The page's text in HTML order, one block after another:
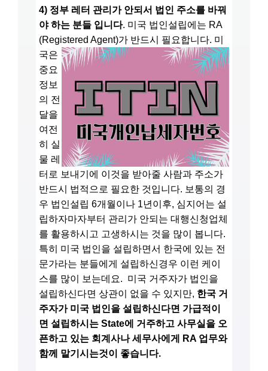
4) 정부 레터 관리가 안되서 법인 주소를 바꿔
야 하는 분들 입니다. 미국 법인설립에는 RA
(Registered Agent)가 반드시 필요합니다. 미
국은
중요
정보
의 전
달을
여전
히 실
물 레
터로 보내기에 이것을 받아줄 사람과 주소가
반드시 법적으로 필요한 것입니다. 보통의 경
우 법인설립 6개월이나 1년이후, 심지어는 설
립하자마자부터 관리가 안되는 대행신청업체
를 활용하시고 고생하시는 것을 많이 봅니다.
특히 미국 법인을 설립하면서 한국에 있는 전
문가라는 분들에게 설립하신경우 이런 케이
스를 많이 보는데요. 미국 거주자가 법인을
설립하신다면 상관이 없을 수 있지만, 한국 거
주자가 미국 법인을 설립하신다면 가급적이
면 설립하시는 State에 거주하고 사무실을 오
픈하고 있는 회계사나 세무사에게 RA 업무와
함께 맡기시는것이 좋습니다.